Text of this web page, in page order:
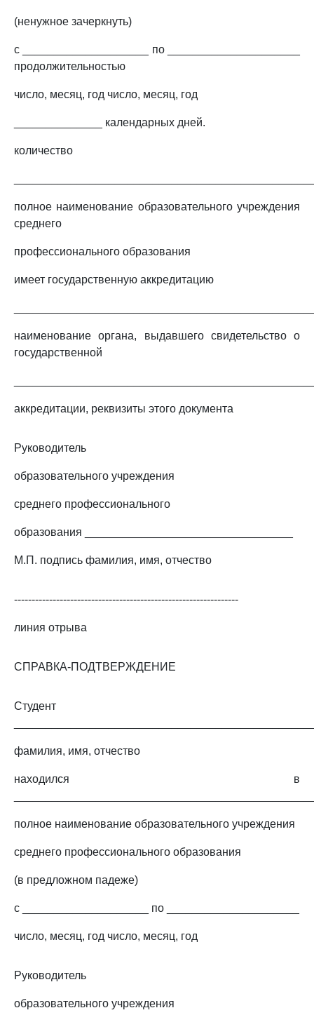
(ненужное зачеркнуть)
с ____________________ по _____________________
продолжительностью
число, месяц, год число, месяц, год
______________ календарных дней.
количество
полное наименование образовательного учреждения
среднего
профессионального образования
имеет государственную аккредитацию
наименование органа, выдавшего свидетельство о
государственной
аккредитации, реквизиты этого документа
Руководитель
образовательного учреждения
среднего профессионального
образования _________________________________
М.П. подпись фамилия, имя, отчество
----------------------------------------------------------------
линия отрыва
СПРАВКА-ПОДТВЕРЖДЕНИЕ
Студент
фамилия, имя, отчество
находился в
полное наименование образовательного учреждения
среднего профессионального образования
(в предложном падеже)
с ____________________ по _____________________
число, месяц, год число, месяц, год
Руководитель
образовательного учреждения